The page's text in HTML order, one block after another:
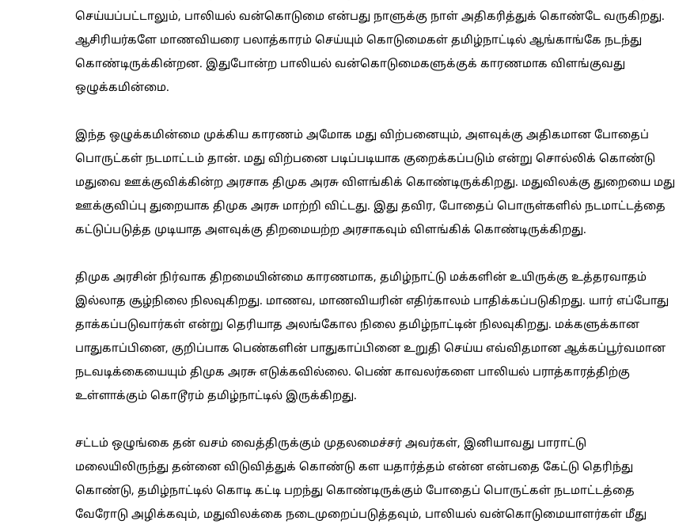
செய்யப்பட்டாலும், பாலியல் வன்கொடுமை என்பது நாளுக்கு நாள் அதிகரித்துக் கொண்டே வருகிறது.
ஆசிரியர்களே மாணவியரை பலாத்காரம் செய்யும் கொடுமைகள் தமிழ்நாட்டில் ஆங்காங்கே நடந்து
கொண்டிருக்கின்றன. இதுபோன்ற பாலியல் வன்கொடுமைகளுக்குக் காரணமாக விளங்குவது
ஒழுக்கமின்மை.
இந்த ஒழுக்கமின்மை முக்கிய காரணம் அமோக மது விற்பனையும், அளவுக்கு அதிகமான போதைப்
பொருட்கள் நடமாட்டம் தான். மது விற்பனை படிப்படியாக குறைக்கப்படும் என்று சொல்லிக் கொண்டு
மதுவை ஊக்குவிக்கின்ற அரசாக திமுக அரசு விளங்கிக் கொண்டிருக்கிறது. மதுவிலக்கு துறையை மது
ஊக்குவிப்பு துறையாக திமுக அரசு மாற்றி விட்டது. இது தவிர, போதைப் பொருள்களில் நடமாட்டத்தை
கட்டுப்படுத்த முடியாத அளவுக்கு திறமையற்ற அரசாகவும் விளங்கிக் கொண்டிருக்கிறது.
திமுக அரசின் நிர்வாக திறமையின்மை காரணமாக, தமிழ்நாட்டு மக்களின் உயிருக்கு உத்தரவாதம்
இல்லாத சூழ்நிலை நிலவுகிறது. மாணவ, மாணவியரின் எதிர்காலம் பாதிக்கப்படுகிறது. யார் எப்போது
தாக்கப்படுவார்கள் என்று தெரியாத அலங்கோல நிலை தமிழ்நாட்டின் நிலவுகிறது. மக்களுக்கான
பாதுகாப்பினை, குறிப்பாக பெண்களின் பாதுகாப்பினை உறுதி செய்ய எவ்விதமான ஆக்கப்பூர்வமான
நடவடிக்கையையும் திமுக அரசு எடுக்கவில்லை. பெண் காவலர்களை பாலியல் பராத்காரத்திற்கு
உள்ளாக்கும் கொடூரம் தமிழ்நாட்டில் இருக்கிறது.
சட்டம் ஒழுங்கை தன் வசம் வைத்திருக்கும் முதலமைச்சர் அவர்கள், இனியாவது பாராட்டு
மலையிலிருந்து தன்னை விடுவித்துக் கொண்டு கள யதார்த்தம் என்ன என்பதை கேட்டு தெரிந்து
கொண்டு, தமிழ்நாட்டில் கொடி கட்டி பறந்து கொண்டிருக்கும் போதைப் பொருட்கள் நடமாட்டத்தை
வேரோடு அழிக்கவும், மதுவிலக்கை நடைமுறைப்படுத்தவும், பாலியல் வன்கொடுமையாளர்கள் மீது